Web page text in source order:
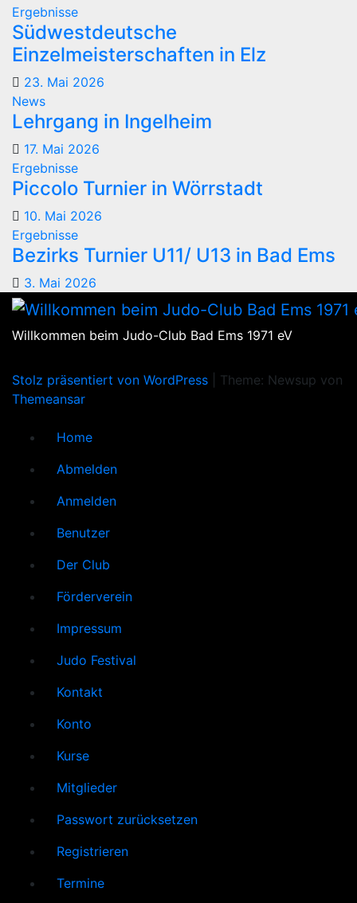
Ergebnisse
Südwestdeutsche
Einzelmeisterschaften in Elz
23. Mai 2026
News
Lehrgang in Ingelheim
17. Mai 2026
Ergebnisse
Piccolo Turnier in Wörrstadt
10. Mai 2026
Ergebnisse
Bezirks Turnier U11/ U13 in Bad Ems
3. Mai 2026
Willkommen beim Judo-Club Bad Ems 1971 eV
Stolz präsentiert von WordPress
Theme: Newsup von
Themeansar
Home
Abmelden
Anmelden
Benutzer
Der Club
Förderverein
Impressum
Judo Festival
Kontakt
Konto
Kurse
Mitglieder
Passwort zurücksetzen
Registrieren
Termine